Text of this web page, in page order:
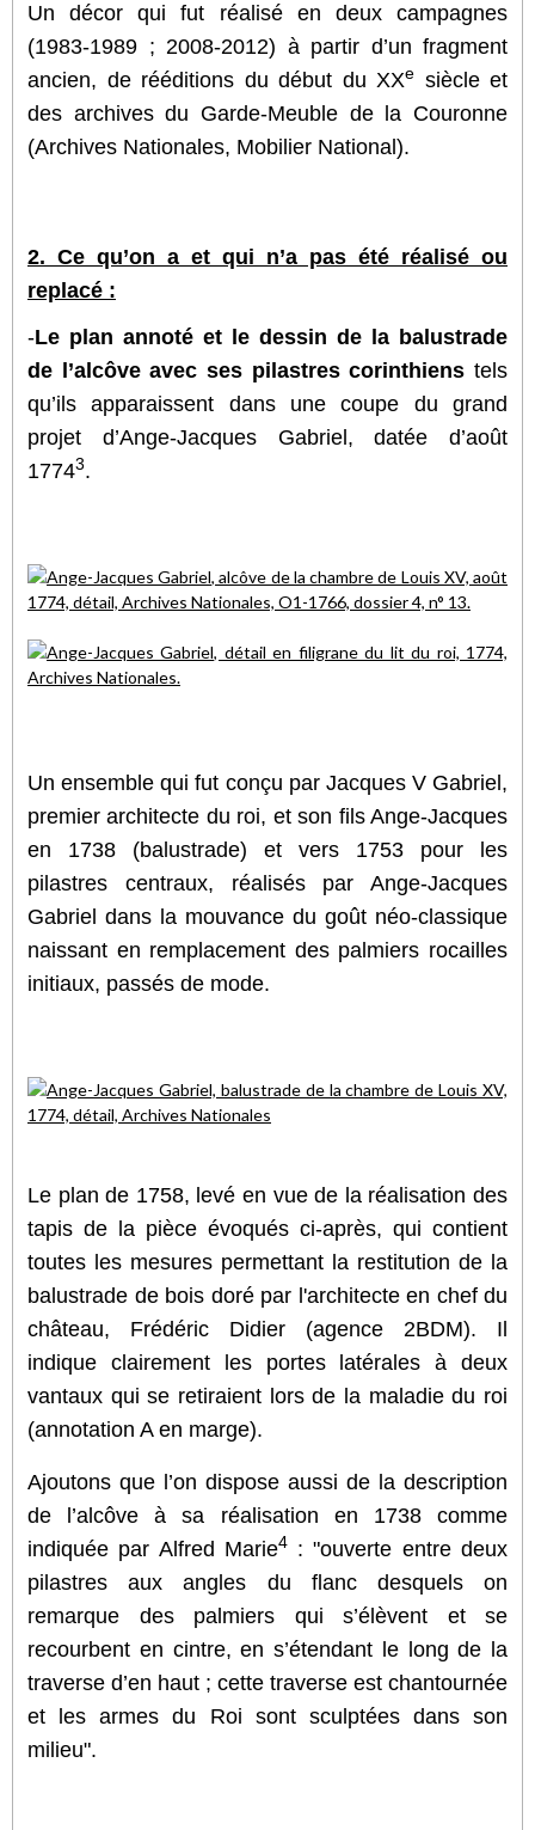
Un décor qui fut réalisé en deux campagnes
(1983-1989 ; 2008-2012) à partir d’un fragment
ancien, de rééditions du début du XXe siècle et
des archives du Garde-Meuble de la Couronne
(Archives Nationales, Mobilier National).
2. Ce qu’on a et qui n’a pas été réalisé ou
replacé :
-Le plan annoté et le dessin de la balustrade
de l’alcôve avec ses pilastres corinthiens tels
qu’ils apparaissent dans une coupe du grand
projet d’Ange-Jacques Gabriel, datée d’août
17743.
Un ensemble qui fut conçu par Jacques V Gabriel,
premier architecte du roi, et son fils Ange-Jacques
en 1738 (balustrade) et vers 1753 pour les
pilastres centraux, réalisés par Ange-Jacques
Gabriel dans la mouvance du goût néo-classique
naissant en remplacement des palmiers rocailles
initiaux, passés de mode.
Le plan de 1758, levé en vue de la réalisation des
tapis de la pièce évoqués ci-après, qui contient
toutes les mesures permettant la restitution de la
balustrade de bois doré par l'architecte en chef du
château, Frédéric Didier (agence 2BDM). Il
indique clairement les portes latérales à deux
vantaux qui se retiraient lors de la maladie du roi
(annotation A en marge).
Ajoutons que l’on dispose aussi de la description
de l’alcôve à sa réalisation en 1738 comme
indiquée par Alfred Marie4: "ouverte entre deux
pilastres aux angles du flanc desquels on
remarque des palmiers qui s’élèvent et se
recourbent en cintre, en s’étendant le long de la
traverse d’en haut ; cette traverse est chantournée
et les armes du Roi sont sculptées dans son
milieu".